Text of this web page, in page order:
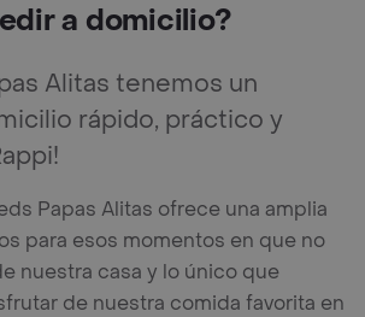
a domicilio?
Alitas tenemos un
rápido, práctico y
Papas Alitas ofrece una amplia
para esos momentos en que no
nuestra casa y lo único que
de nuestra comida favorita en